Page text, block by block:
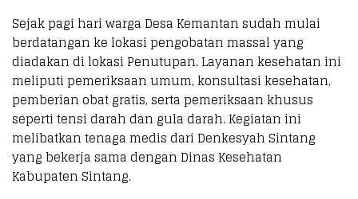
Sejak pagi hari warga Desa Kemantan sudah mulai
berdatangan ke lokasi pengobatan massal yang
diadakan di lokasi Penutupan. Layanan kesehatan ini
meliputi pemeriksaan umum, konsultasi kesehatan,
pemberian obat gratis, serta pemeriksaan khusus
seperti tensi darah dan gula darah. Kegiatan ini
melibatkan tenaga medis dari Denkesyah Sintang
yang bekerja sama dengan Dinas Kesehatan
Kabupaten Sintang.